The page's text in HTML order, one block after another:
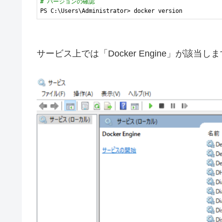
PS C:\Users\Administrator> docker version
サービス上では「Docker Engine」が該当しま